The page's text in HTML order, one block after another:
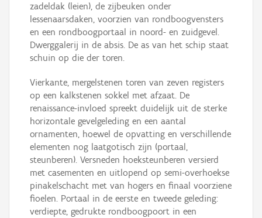
zadeldak (leien), de zijbeuken onder
lessenaarsdaken, voorzien van rondboogvensters
en een rondboogportaal in noord- en zuidgevel.
Dwerggalerij in de absis. De as van het schip staat
schuin op die der toren.
Vierkante, mergelstenen toren van zeven registers
op een kalkstenen sokkel met afzaat. De
renaissance-invloed spreekt duidelijk uit de sterke
horizontale gevelgeleding en een aantal
ornamenten, hoewel de opvatting en verschillende
elementen nog laatgotisch zijn (portaal,
steunberen). Versneden hoeksteunberen versierd
met casementen en uitlopend op semi-overhoekse
pinakelschacht met van hogers en finaal voorziene
fioelen. Portaal in de eerste en tweede geleding:
verdiepte, gedrukte rondboogpoort in een